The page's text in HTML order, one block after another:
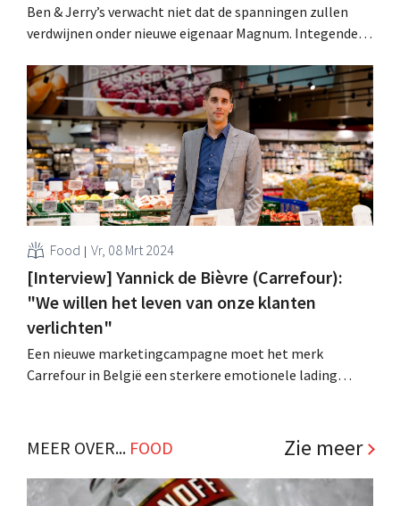
Ben & Jerry’s verwacht niet dat de spanningen zullen
verdwijnen onder nieuwe eigenaar Magnum. Integendeel,
Unilever “lastig te maken” als ze het merk niet willen
verkopen. .
Food Vr, 08 Mrt 2024
[Interview] Yannick de Bièvre (Carrefour):
"We willen het leven van onze klanten
verlichten"
Een nieuwe marketingcampagne moet het merk
Carrefour in België een sterkere emotionele lading
MEER OVER... FOOD Zie meer